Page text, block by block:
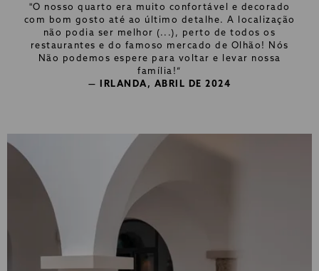
"O nosso quarto era muito confortável e decorado
com bom gosto até ao último detalhe. A localização
não podia ser melhor (...), perto de todos os
restaurantes e do famoso mercado de Olhão! Nós
Não podemos espere para voltar e levar nossa
família!”
— IRLANDA, ABRIL DE 2024